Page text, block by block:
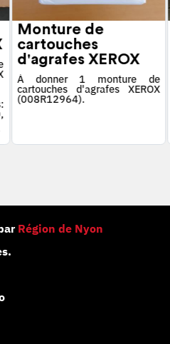
Monture de
cartouches
d'agrafes XEROX
À donner 1 monture de
cartouches d'agrafes XEROX
(008R12964).
Région de Nyon